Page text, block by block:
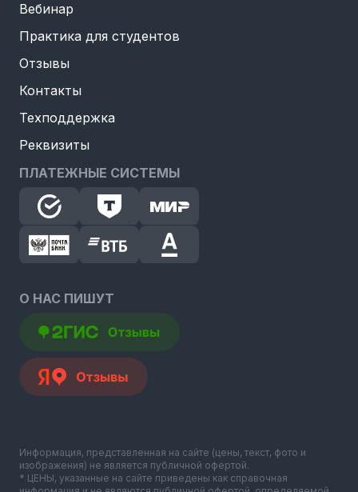
Вебинар
Практика для студентов
Отзывы
Контакты
Техподдержка
Реквизиты
ПЛАТЕЖНЫЕ СИСТЕМЫ
О НАС ПИШУТ
Информация, представленная на сайте (цены, текст, фото и
изображения) не является публичной офертой.
* ЦЕНЫ, указанные на сайте приведены как справочная